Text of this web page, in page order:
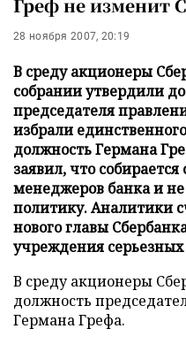
Греф не изменит
28 ноября 2007, 20:19
В среду акционеры
собрании утвердили
председателя
избрали
должность Германа
заявил, что
менеджеров банка и
политику. Аналитики
нового главы
учреждения
В среду акционеры
должность
Германа Грефа.